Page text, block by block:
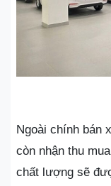
Ngoài chính bán
còn nhận thu
chất lượng sẽ